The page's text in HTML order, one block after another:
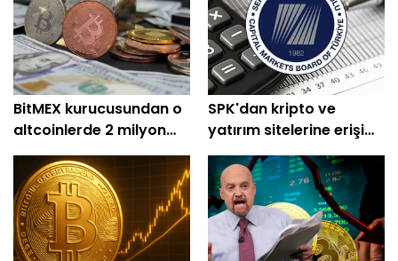
BitMEX kurucusundan o
altcoinlerde 2 milyon
dolarlık alım
SPK'dan kripto ve
yatırım sitelerine erişim
engeli